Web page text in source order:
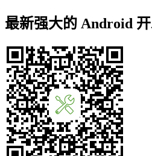
最新强大的 Android